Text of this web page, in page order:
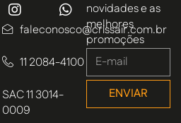
faleconosco@crissair.com.br
11 2084-4100
SAC 11 3014-
0009
novidades e as
melhores
promoções
ENVIAR